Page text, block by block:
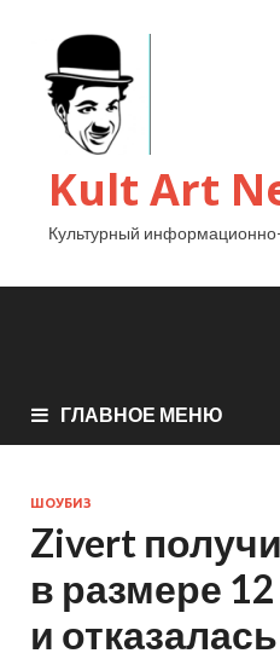
Kult Art
Культурный
ГЛАВНОЕ МЕНЮ
ШОУБИЗ
Zivert
в размере
и